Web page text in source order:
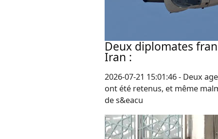
Deux diplomates
Iran :
2026-07-21 15:01:46 - Deux
ont été retenus, et même
de s&eacu